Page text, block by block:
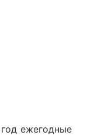
ежегодные